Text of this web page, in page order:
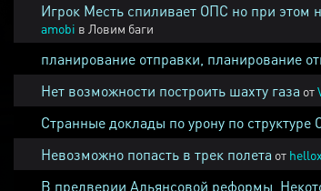
Игрок Месть спиливает ОПС но при этом
amobi в Ловим баги
планирование отправки, планирование
Нет возможности построить шахту газа от
Странные доклады по урону по структуре
Невозможно попасть в трек полета от hellox
В предверии Альянсовой реформы,